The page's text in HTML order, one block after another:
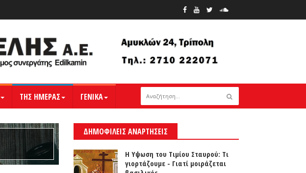
ΤΗΣ ΗΜΕΡΑΣ ΓΕΝΙΚΑ
ΔΗΜΟΦΙΛΕΙΣ ΑΝΑΡΤΗΣΕΙΣ
Η Υψωση του Τιμίου Σταυρού: Τι
γιορτάζουμε - Γιατί μοιράζεται